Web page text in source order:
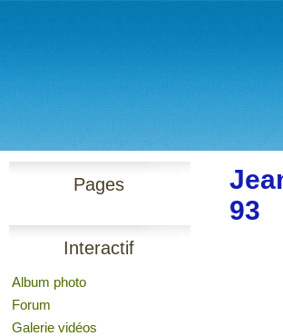
Pages
Interactif
Album photo
Forum
Galerie vidéos
93